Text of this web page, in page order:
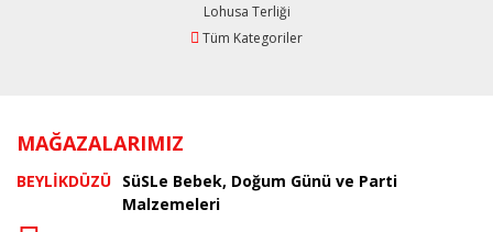
Lohusa Terliği
Tüm Kategoriler
MAĞAZALARIMIZ
BEYLİKDÜZÜ SüSLe Bebek, Doğum Günü ve Parti
Malzemeleri